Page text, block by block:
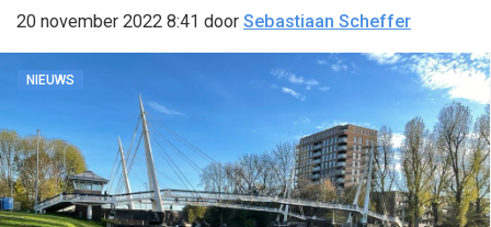
20 november 2022 8:41 door Sebastiaan Scheffer
NIEUWS